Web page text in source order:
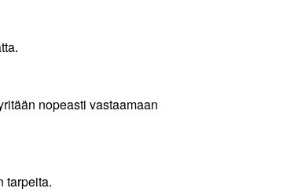
nopeasti vastaamaan
tarpeita.